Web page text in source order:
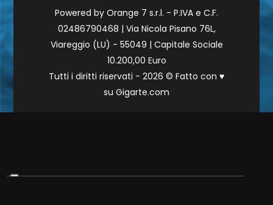
Powered by Orange 7 s.r.l. - P.IVA e C.F.
02486790468 | Via Nicola Pisano 76L,
Viareggio (LU) - 55049 | Capitale Sociale
10.200,00 Euro
Tutti i diritti riservati - 2026 © Fatto con ♥
su Gigarte.com